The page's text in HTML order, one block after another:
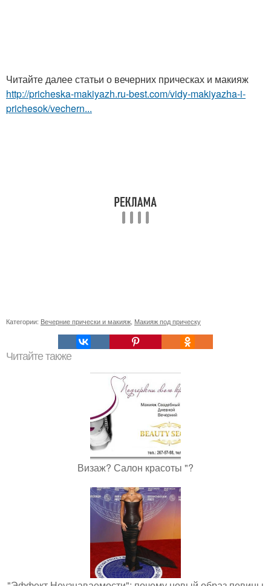
Читайте далее статьи о вечерних прическах и макияж
http://pricheska-makiyazh.ru-best.com/vidy-makiyazha-i-
prichesok/vechern...
Категории: Вечерние прически и макияж, Макияж под прическу
Читайте также
Визаж? Салон красоты "?